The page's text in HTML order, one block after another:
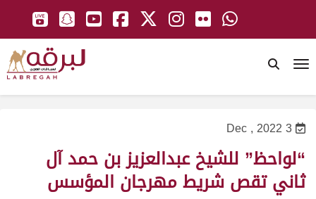
3 Dec , 2022
“لواحظ” للشيخ عبدالعزيز بن حمد آل
ثاني تقص شريط مهرجان المؤسس